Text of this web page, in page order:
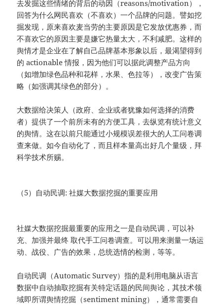
去发掘这些情绪的背后的动因（reasons/motivation），
回答为什么网民喜欢（不喜欢）一个品牌的问题。譬如挖
掘发现，原来喜欢麦当劳的主要原因是它发放优惠券，而
不喜欢它的原因主要是嫌它热量太大，不利减肥。这样的
舆情才是企业在了解自己品牌基本形象以后，最渴望得到
的 actionable 情报，因为他们可以据此调整产品方向
（如增加绿色品种和花样，水果、色拉等），改变广告策
略（如强调其绿色的部分）。
大数据给决策人（政府、企业或者犹豫如何选择的消费
者）提供了一个前所未有的方便工具，去纵览有统计意义
的舆情。这在以前只能通过小规模误差很大的人工问卷调
查来做。如今自动化了，而且样本量高出好几个量级，拜
科学技术所赐。
（5）自动民调: 社媒大数据挖掘的重要应用
社媒大数据挖掘最重要的应用之一是自动民调，可以补
充、加强并最终 取代手工问卷调查。可以用来测量一场运
动、战役、广告的效果，总统选情的检测，等等。
自动民调（Automatic Survey）指的是利用电脑从语言
数据中自动抽取挖掘有关特定话题的民间舆论，其技术领
域即所谓舆情挖掘（sentiment mining），通常需要自